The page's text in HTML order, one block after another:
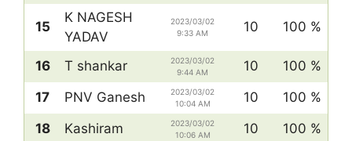
15
K NAGESH
YADAV
2023/03/02
9:33 AM
10 100 %
16 T shankar
2023/03/02
9:44 AM
10
100 %
17
PNV Ganesh
2023/03/02
10:04 AM
10
100 %
18
Kashiram
2023/03/02
10:06 AM
10 100 %